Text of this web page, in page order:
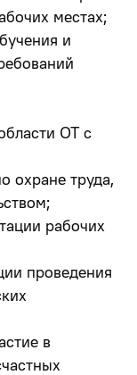
местах;
и
ОТ с
охране труда,
рабочих
проведения
в